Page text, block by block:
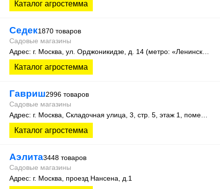
Каталог агростемма
Седек1870 товаров
Садовые магазины
Каталог агростемма
Гавриш2996 товаров
Садовые магазины
Каталог агростемма
Аэлита3448 товаров
Садовые магазины
Адрес: г. Москва, проезд Нансена, д.1